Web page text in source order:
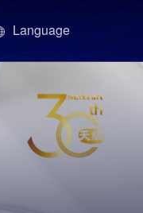
Language